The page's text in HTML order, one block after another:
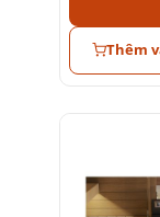
Thêm